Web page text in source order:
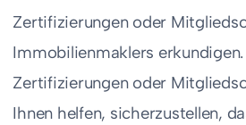
Zertifizierungen oder
Immobilienmaklers
Zertifizierungen oder
Ihnen helfen, sicherzustellen,